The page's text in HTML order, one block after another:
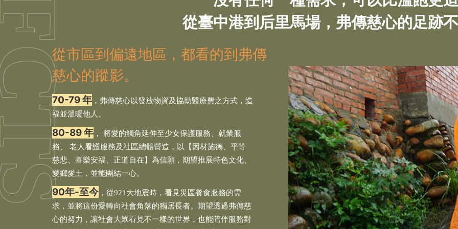
從臺中港到后里馬場，弗傳慈心的足跡
從市區到偏遠地區，都看的到弗傳
慈心的蹤影。
70-79 年 ，弗傳慈心以發放物資及協助醫療費之方式，造
福並溫暖他人。
80-89 年 ， 將愛的觸角延伸至少女保護服務、就業服
務、 老人看護服務及社區總體營造，以【因材施德、平等
慈悲、喜樂安福、正道自在】為信願，期望推展特色文化、
愛鄉愛土，並能團結一心。
90年-至今 ，從921大地震時，看見災區餐食服務的需
求，並將這份愛轉向社會角落的獨居長者。期望透過弗傳慈
心的努力，讓社會大眾看見不一樣的世界，也能陪伴服務對